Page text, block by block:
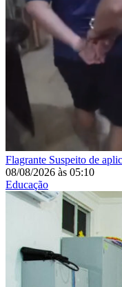
Flagrante Suspeito de
08/08/2026 às 05:10
Educação